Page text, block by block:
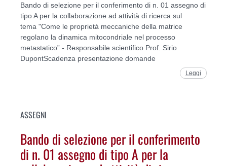
Bando di selezione per il conferimento di n. 01 assegno di
tipo A per la collaborazione ad attività di ricerca sul
tema "Come le proprietà meccaniche della matrice
regolano la dinamica mitocondriale nel processo
metastatico” - Responsabile scientifico Prof. Sirio
DupontScadenza presentazione domande
Leggi
ASSEGNI
Bando di selezione per il conferimento
di n. 01 assegno di tipo A per la